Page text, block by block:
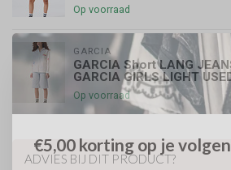
Op voorraad
GARCIA
GARCIA Short LANG
GARCIA GIRLS LIGHT
Op voorraad
ADVIES BIJ DIT PRODUCT?
€5,00 korting op je